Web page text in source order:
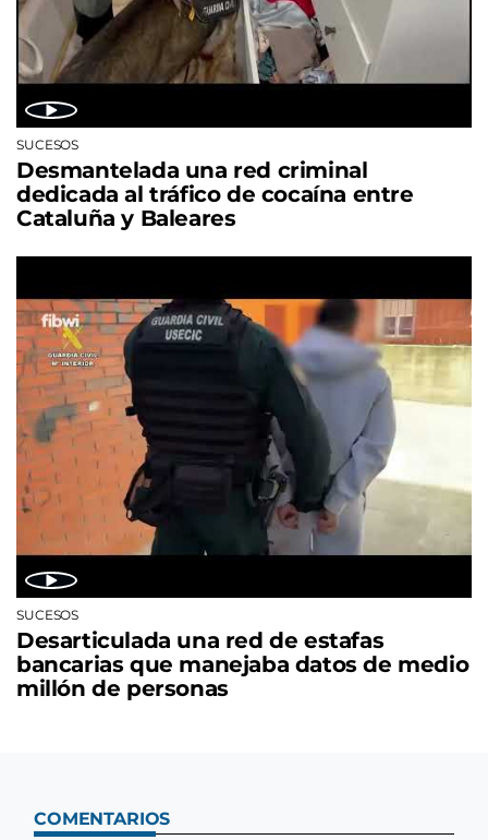
SUCESOS
Desmantelada una red criminal
dedicada al tráfico de cocaína entre
Cataluña y Baleares
SUCESOS
Desarticulada una red de estafas
bancarias que manejaba datos de medio
millón de personas
COMENTARIOS